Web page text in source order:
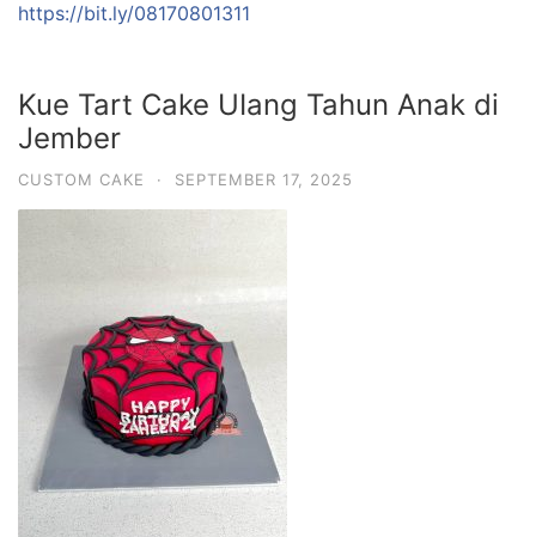
https://bit.ly/08170801311
Kue Tart Cake UIang Tahun Anak di
Jember
CUSTOM CAKE · SEPTEMBER 17, 2025